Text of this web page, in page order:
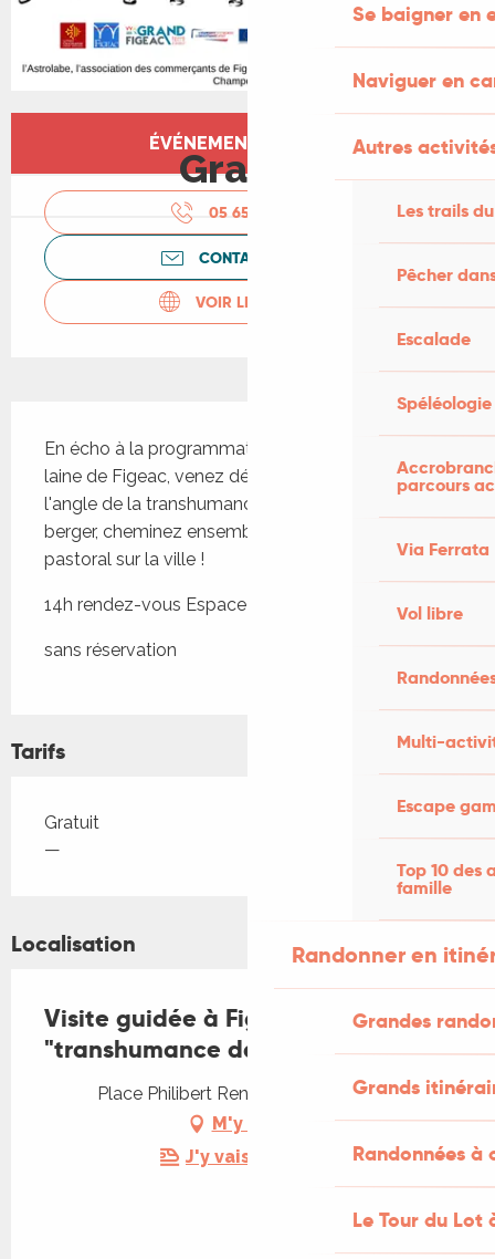
Se baigner en
Naviguer en
Autres
Les trails
Pêcher
Escalade
Spéléologie
parcours
Via Ferrata
Vol libre
Multi-
Escape
Top 10 des
famille
Randonner en
Grandes
Grands
Randonnées
Le Tour du Lot
Ouverture et coordonnées
ÉVÉNEMENT TERMINÉ
Gratuit
05 65 34 30
CONTACTEZ-NOUS
VOIR LES SITES WEB
En écho à la programmation du Festival de de la
laine de Figeac, venez découvrir la ville sous
l'angle de la transhumance. Accompagné d'un
berger, cheminez ensemble pour porter un regard
pastoral sur la ville !
14h rendez-vous Espace Mitterrand !
sans réservation
Tarifs
Tarifs 2026
Gratuit
—
Localisation
Visite guidée à Figeac :
"transhumance dans la ville"
Place Philibert Renaud, 46100 Figeac
M'y rendre
J'y vais en train !